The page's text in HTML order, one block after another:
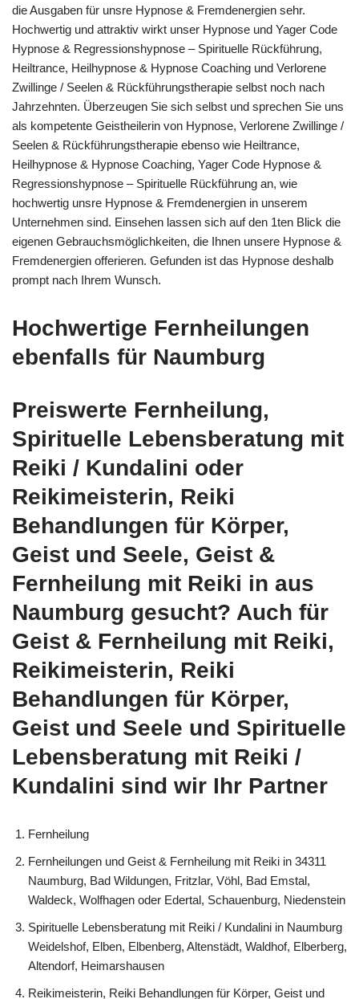
die Ausgaben für unsre Hypnose & Fremdenergien sehr.
Hochwertig und attraktiv wirkt unser Hypnose und Yager Code
Hypnose & Regressionshypnose – Spirituelle Rückführung,
Heiltrance, Heilhypnose & Hypnose Coaching und Verlorene
Zwillinge / Seelen & Rückführungstherapie selbst noch nach
Jahrzehnten. Überzeugen Sie sich selbst und sprechen Sie uns
als kompetente Geistheilerin von Hypnose, Verlorene Zwillinge /
Seelen & Rückführungstherapie ebenso wie Heiltrance,
Heilhypnose & Hypnose Coaching, Yager Code Hypnose &
Regressionshypnose – Spirituelle Rückführung an, wie
hochwertig unsre Hypnose & Fremdenergien in unserem
Unternehmen sind. Einsehen lassen sich auf den 1ten Blick die
eigenen Gebrauchsmöglichkeiten, die Ihnen unsere Hypnose &
Fremdenergien offerieren. Gefunden ist das Hypnose deshalb
prompt nach Ihrem Wunsch.
Hochwertige Fernheilungen
ebenfalls für Naumburg
Preiswerte Fernheilung,
Spirituelle Lebensberatung mit
Reiki / Kundalini oder
Reikimeisterin, Reiki
Behandlungen für Körper,
Geist und Seele, Geist &
Fernheilung mit Reiki in aus
Naumburg gesucht? Auch für
Geist & Fernheilung mit Reiki,
Reikimeisterin, Reiki
Behandlungen für Körper,
Geist und Seele und Spirituelle
Lebensberatung mit Reiki /
Kundalini sind wir Ihr Partner
Fernheilung
Fernheilungen und Geist & Fernheilung mit Reiki in 34311
Naumburg, Bad Wildungen, Fritzlar, Vöhl, Bad Emstal,
Waldeck, Wolfhagen oder Edertal, Schauenburg, Niedenstein
Spirituelle Lebensberatung mit Reiki / Kundalini in Naumburg
Weidelshof, Elben, Elbenberg, Altenstädt, Waldhof, Elberberg,
Altendorf, Heimarshausen
Reikimeisterin, Reiki Behandlungen für Körper, Geist und